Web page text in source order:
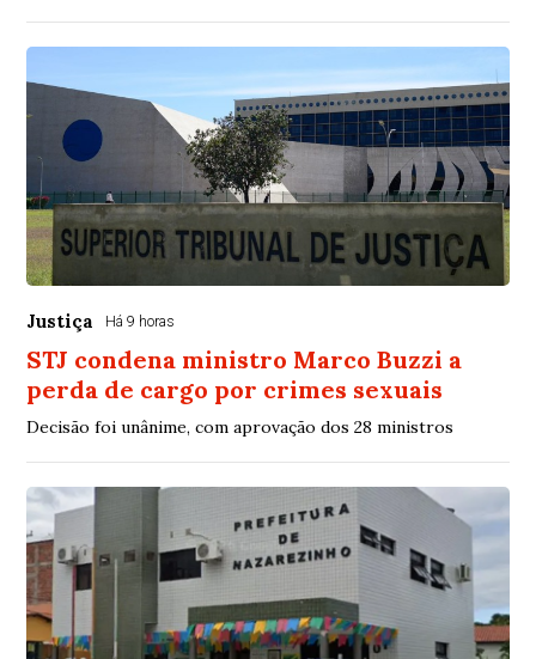
Justiça Há 9 horas
STJ condena ministro Marco Buzzi a
perda de cargo por crimes sexuais
Decisão foi unânime, com aprovação dos 28 ministros